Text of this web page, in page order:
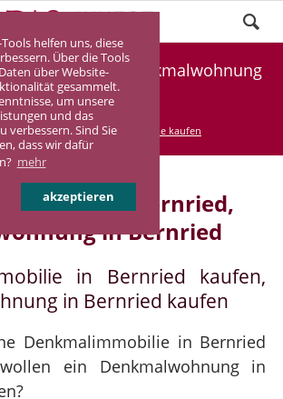
helfen uns, diese
Über die Tools
über Website-
gesammelt.
um unsere
und das
verbessern. Sind Sie
dass wir dafür
mehr
akzeptieren
Bernried, Denkmalwohnung
Bernried
Service Denkmalimmobilie kaufen
in Bernried,
in Bernried
in Bernried kaufen,
in Bernried kaufen
Denkmalimmobilie in Bernried
ein Denkmalwohnung in